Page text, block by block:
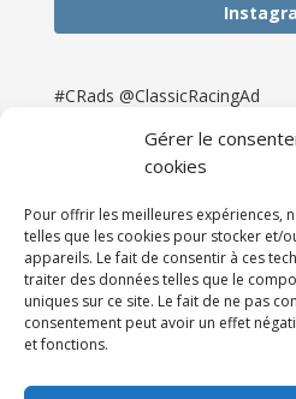
Gérer le
cookies
Pour offrir les meilleures expériences,
telles que les cookies pour stocker et/
appareils. Le fait de consentir à ces
traiter des données telles que le
uniques sur ce site. Le fait de ne pas
consentement peut avoir un effet
et fonctions.
#CRads @ClassicRacingAd
Newsletter & Presse